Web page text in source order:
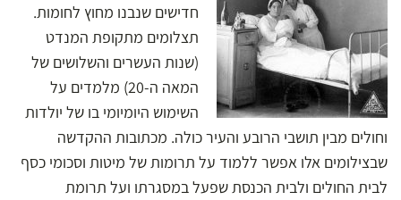
חדישים שנבנו מחוץ לחומות.
תצלומים מתקופת המנדט
(שנות העשרים והשלושים של
המאה ה-20) מלמדים על
השימוש היומיומי בו של יולדות
וחולים מבין תושבי הרובע והעיר כולה. מכתובות ההקדשה
שבצילומים אלו אפשר ללמוד על תרומות של מיטות וסכומי כסף
לבית החולים ולבית הכנסת שפעל במסגרתו ועל תרומת